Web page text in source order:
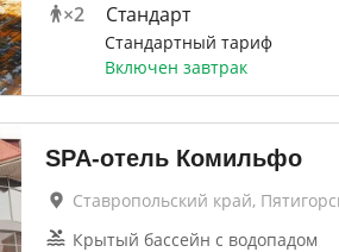
×2 Стандарт
Стандартный тариф
Включен завтрак
SPA-отель Комильфо
Ставропольский край,
Крытый бассейн с водопадом